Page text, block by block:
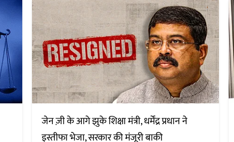
जेन ज़ी के आगे झुके शिक्षा मंत्री, धर्मेंद्र प्रधान ने
इस्तीफा भेजा, सरकार की मंजूरी बाकी